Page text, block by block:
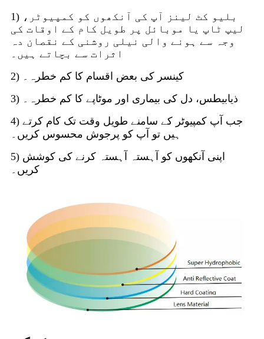
1) بلیو کٹ لینز آپ کی آنکھوں کو کمپیوٹر،
لیپ ٹاپ یا موبائل پر طویل کام کے اوقات کی
وجہ سے ہونے والی نیلی روشنی کے نقصان دہ
اثرات سے بچاتے ہیں۔
2) کینسر کی بعض اقسام کا کم خطرہ۔
3) ذیابیطس، دل کی بیماری اور موٹاپے کا کم خطرہ۔
4) جب آپ کمپیوٹر کے سامنے طویل وقت تک کام کرتے
ہیں تو آپ کو پرجوش محسوس کریں۔
5) اپنی آنکھوں کو آہستہ آہستہ کرنے کی کوشش
کریں۔